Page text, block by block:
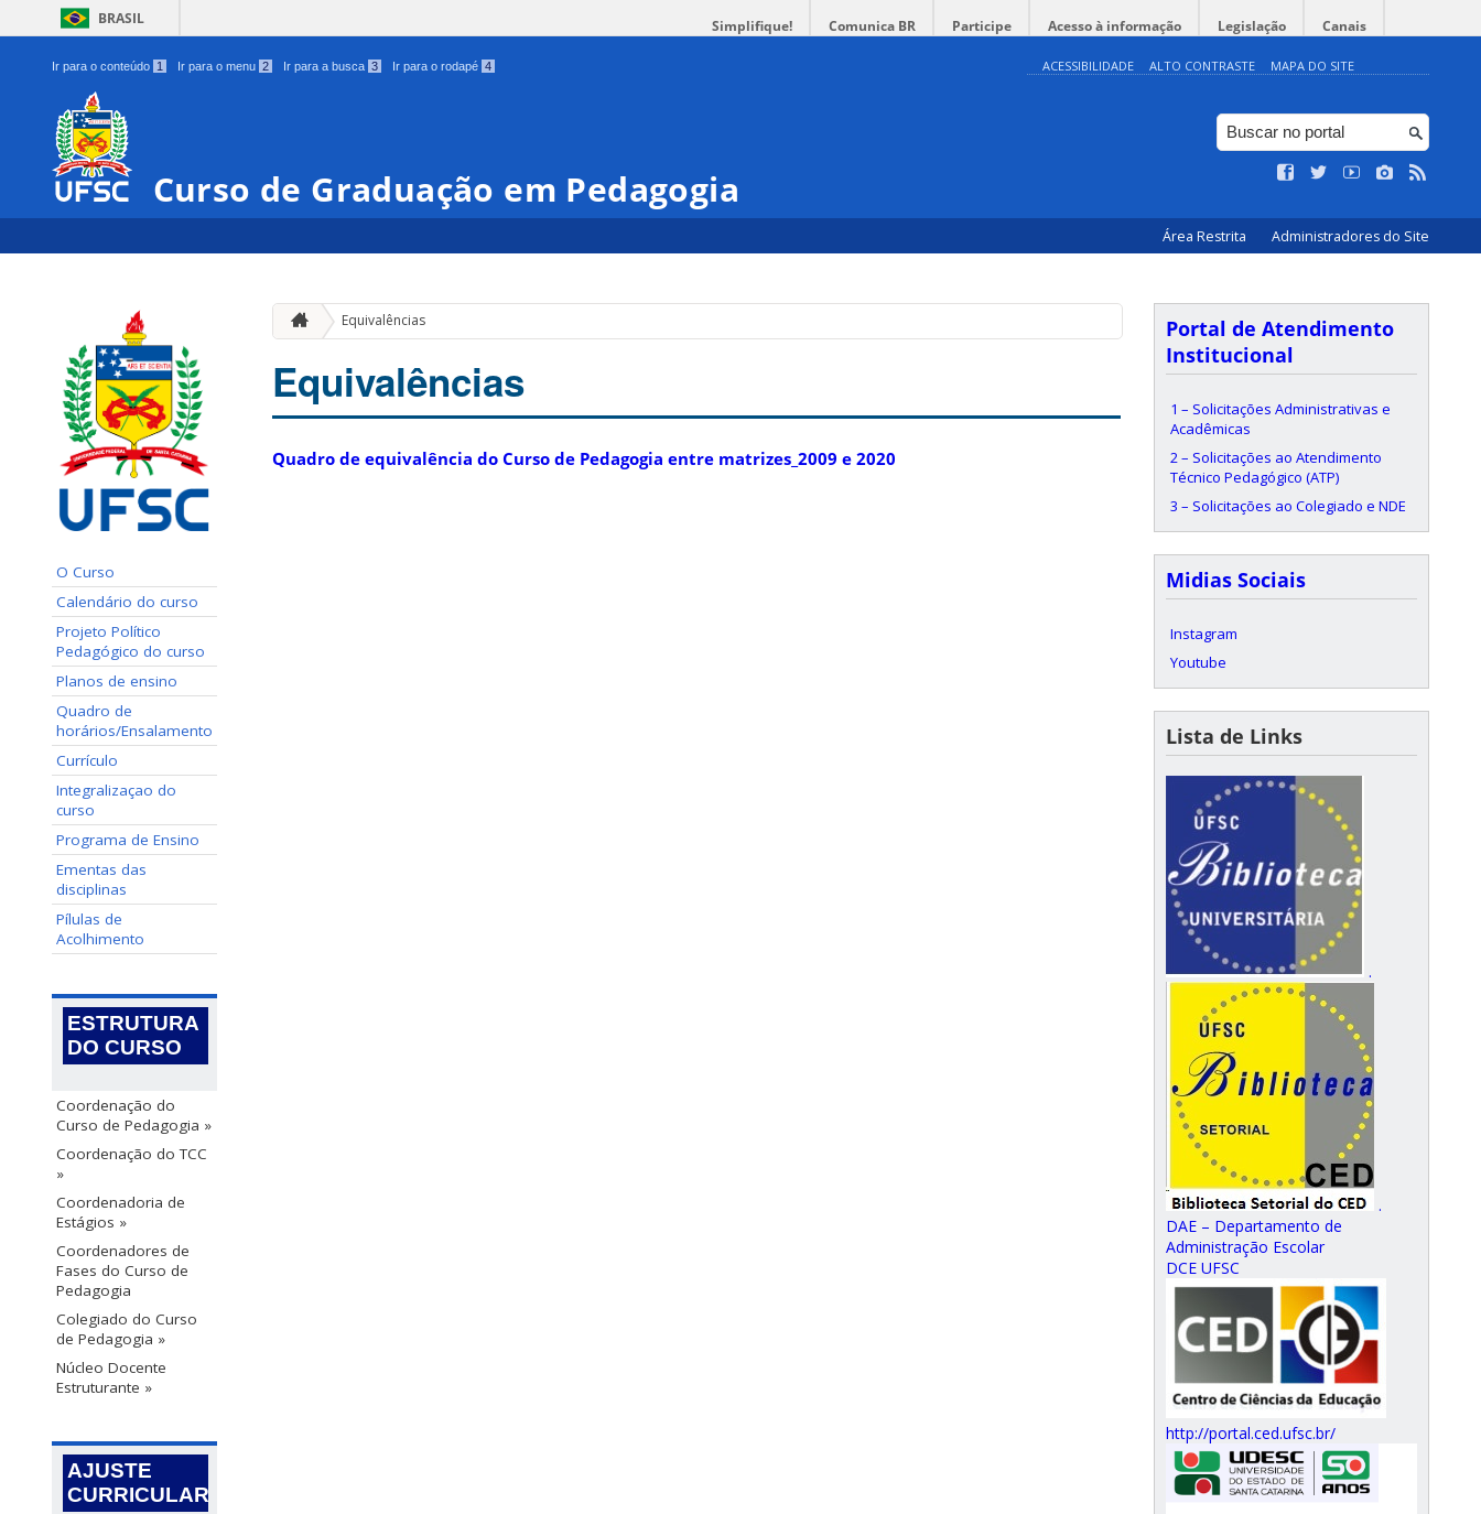
BRASIL Simplifique! Comunica BR Participe Acesso à informação Legislação Canais
Ir para o conteúdo 1 Ir para o menu 2 Ir para a busca 3 Ir para o rodapé 4 ACESSIBILIDADE ALTO CONTRASTE MAPA DO SITE
Curso de Graduação em Pedagogia
Área Restrita Administradores do Site
O Curso
Calendário do curso
Projeto Político
Pedagógico do curso
Planos de ensino
Quadro de
horários/Ensalamento
Currículo
Integralizaçao do
curso
Programa de Ensino
Ementas das
disciplinas
Pílulas de
Acolhimento
ESTRUTURA
DO CURSO
Coordenação do
Curso de Pedagogia »
Coordenação do TCC
»
Coordenadoria de
Estágios »
Coordenadores de
Fases do Curso de
Pedagogia
Colegiado do Curso
de Pedagogia »
Núcleo Docente
Estruturante »
AJUSTE
CURRICULAR
Equivalências
Equivalências
Quadro de equivalência do Curso de Pedagogia entre matrizes_2009 e 2020
Portal de Atendimento
Institucional
1 – Solicitações Administrativas e
Acadêmicas
2 – Solicitações ao Atendimento
Técnico Pedagógico (ATP)
3 – Solicitações ao Colegiado e NDE
Midias Sociais
Instagram
Youtube
Lista de Links
.
.
DAE – Departamento de
Administração Escolar
DCE UFSC
http://portal.ced.ufsc.br/